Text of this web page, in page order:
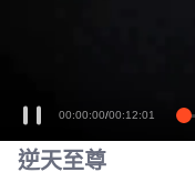
00:00:00/00:12:01
逆天至尊